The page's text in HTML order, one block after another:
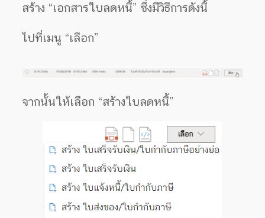
สร้าง “เอกสารใบลดหนี้” ซึ่งมีวิธีการดังนี้
ไปที่เมนู “เลือก”
จากนั้นให้เลือก “สร้างใบลดหนี้”